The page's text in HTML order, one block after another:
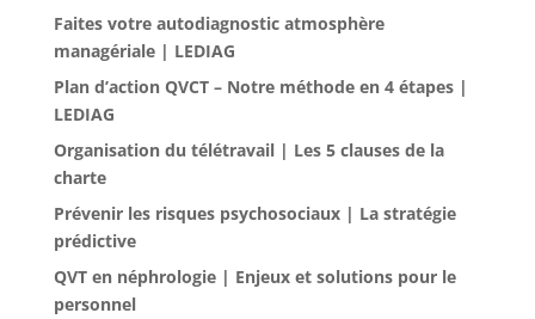
Faites votre autodiagnostic atmosphère
managériale | LEDIAG
Plan d’action QVCT – Notre méthode en 4 étapes |
LEDIAG
Organisation du télétravail | Les 5 clauses de la
charte
Prévenir les risques psychosociaux | La stratégie
prédictive
QVT en néphrologie | Enjeux et solutions pour le
personnel